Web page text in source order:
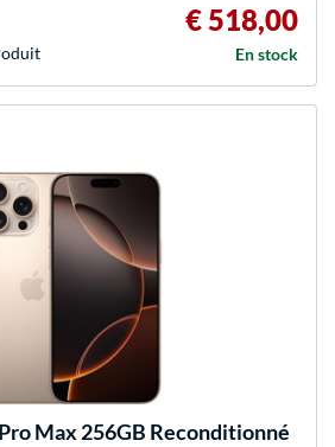
€ 518,00
En stock
Max 256GB Reconditionné